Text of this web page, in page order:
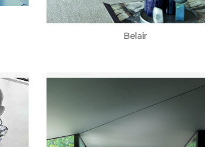
Belair